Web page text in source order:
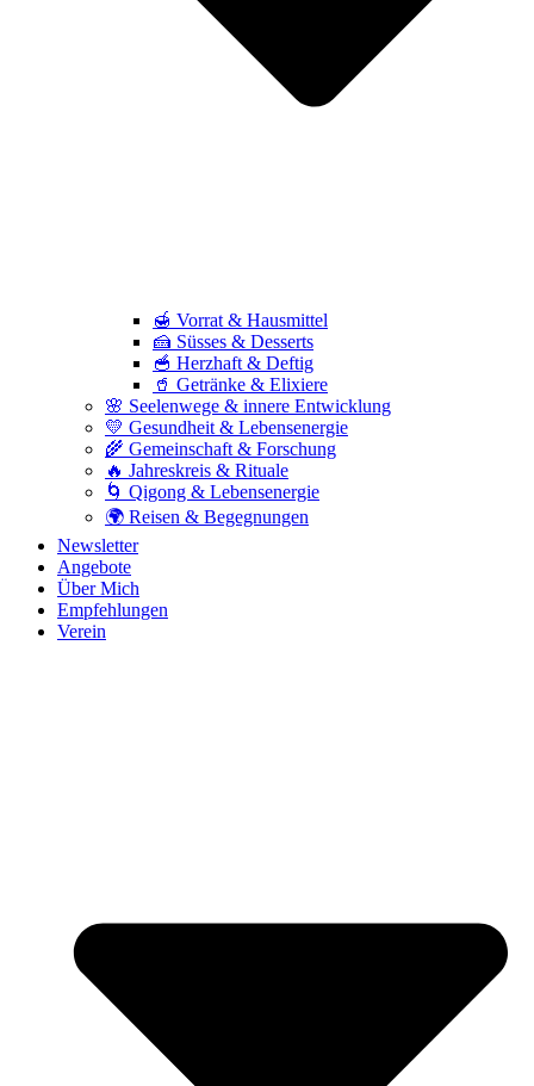
🍯 Vorrat & Hausmittel
🍰 Süsses & Desserts
🥣 Herzhaft & Deftig
🥤 Getränke & Elixiere
🌸 Seelenwege & innere Entwicklung
💛 Gesundheit & Lebensenergie
🌾 Gemeinschaft & Forschung
🔥 Jahreskreis & Rituale
🌀 Qigong & Lebensenergie
🌍 Reisen & Begegnungen
Newsletter
Angebote
Über Mich
Empfehlungen
Verein